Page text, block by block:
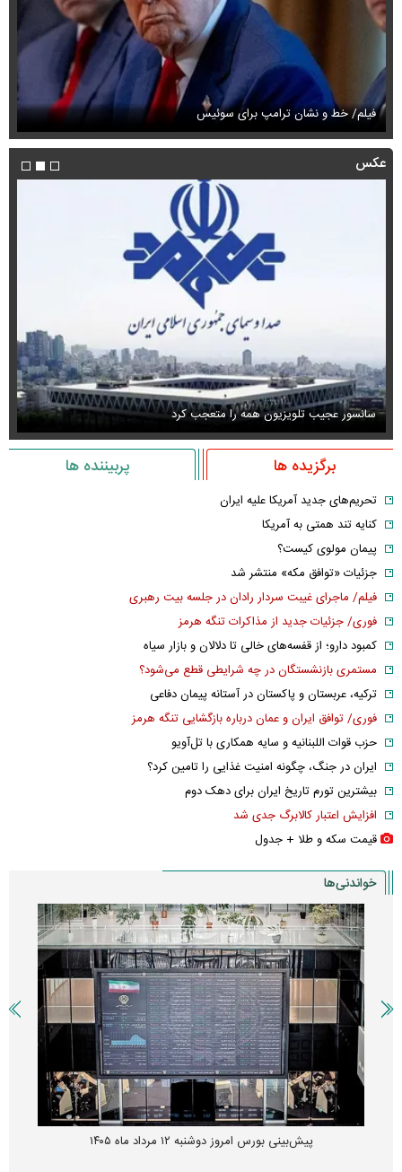
فیلم/ خط و نشان ترامپ برای سوئیس
عکس
سانسور عجیب تلویزیون همه را متعجب کرد
برگزیده ها پربیننده ها
تحریم‌های جدید آمریکا علیه ایران
کنایه تند همتی به آمریکا
پیمان مولوی کیست؟
جزئیات «توافق مکه» منتشر شد
فیلم/ ماجرای غیبت سردار رادان در جلسه بیت رهبری
فوری/ جزئیات جدید از مذاکرات تنگه هرمز
کمبود دارو؛ از قفسه‌های خالی تا دلالان و بازار سیاه
مستمری بازنشستگان در چه شرایطی قطع می‌شود؟
ترکیه، عربستان و پاکستان در آستانه پیمان دفاعی
فوری/ توافق ایران و عمان درباره بازگشایی تنگه هرمز
حزب قوات اللبنانیه و سایه همکاری با تل‌آویو
ایران در جنگ، چگونه امنیت غذایی را تامین کرد؟
بیشترین تورم تاریخ ایران برای دهک دوم
افزایش اعتبار کالابرگ جدی شد
قیمت سکه و طلا + جدول
خواندنی‌ها
پیش‌بینی بورس امروز دوشنبه ۱۲ مرداد ماه ۱۴۰۵